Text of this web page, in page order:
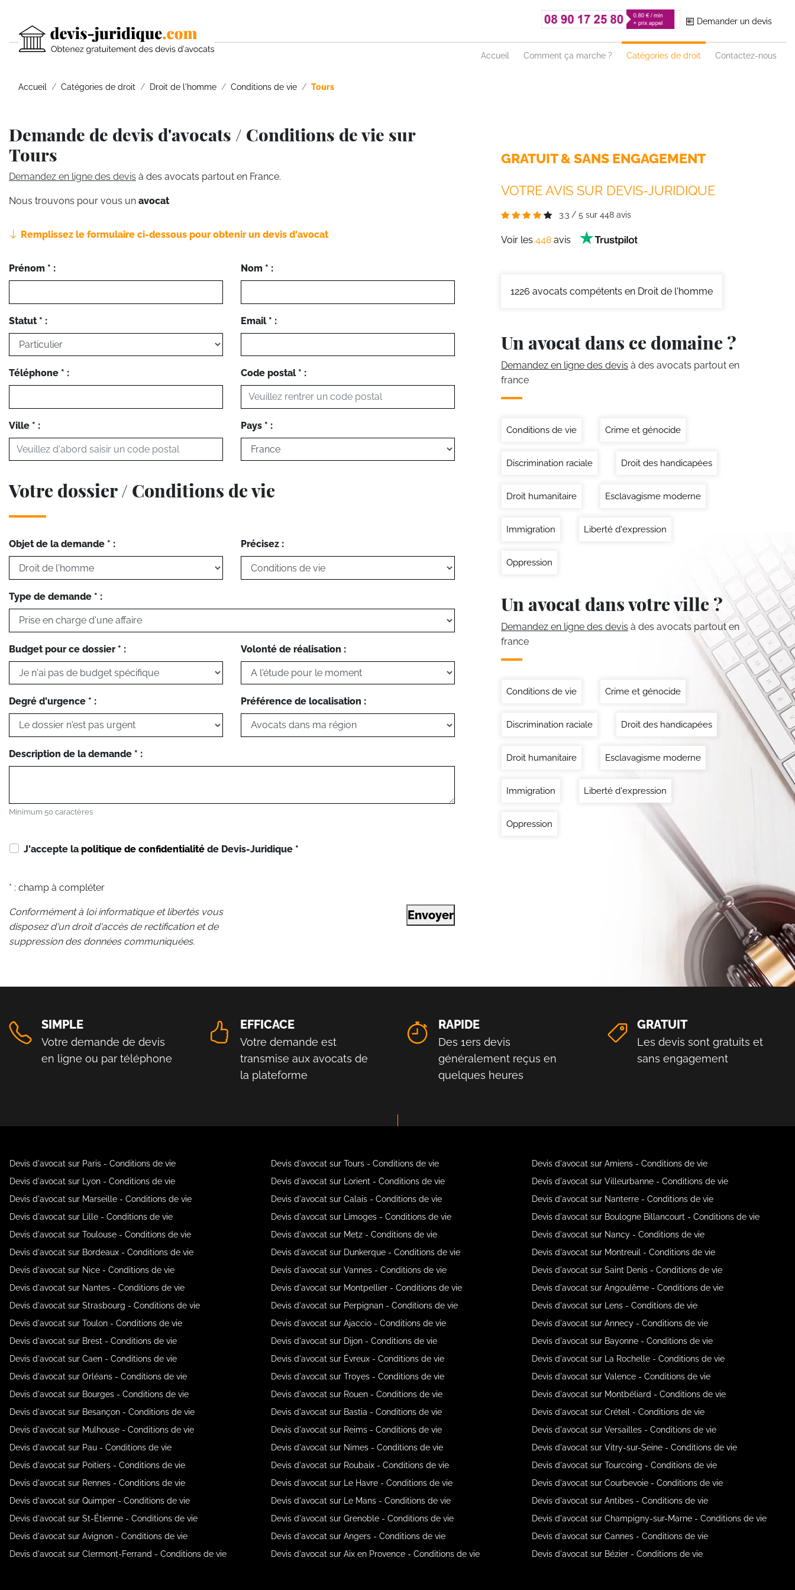
Demander un devis
Accueil Comment ça marche ? Catégories de droit Contactez-nous
Accueil Catégories de droit Droit de l'homme Conditions de vie Tours
Demande de devis d'avocats / Conditions de vie sur
Tours
Demandez en ligne des devis à des avocats partout en France.
Nous trouvons pour vous un avocat
Remplissez le formulaire ci-dessous pour obtenir un devis d'avocat
Prénom * : Nom * :
Statut * : Email * :
Téléphone * : Code postal * :
Ville * : Pays * :
Votre dossier / Conditions de vie
Objet de la demande * : Précisez :
Type de demande * :
Budget pour ce dossier * : Volonté de réalisation :
Degré d'urgence * : Préférence de localisation :
Description de la demande * :
Minimum 50 caractères
J'accepte la politique de confidentialité de Devis-Juridique *
* : champ à compléter
Conformément à loi informatique et libertés vous
disposez d'un droit d'accès de rectification et de
suppression des données communiquées.
Envoyer
GRATUIT & SANS ENGAGEMENT
VOTRE AVIS SUR DEVIS-JURIDIQUE
3.3 / 5 sur 448 avis
Voir les 448 avis
1226 avocats compétents en Droit de l'homme
Un avocat dans ce domaine ?
Demandez en ligne des devis à des avocats partout en
france
Conditions de vie Crime et génocide
Discrimination raciale Droit des handicapées
Droit humanitaire Esclavagisme moderne
Immigration Liberté d'expression
Oppression
Un avocat dans votre ville ?
Demandez en ligne des devis à des avocats partout en
france
Conditions de vie Crime et génocide
Discrimination raciale Droit des handicapées
Droit humanitaire Esclavagisme moderne
Immigration Liberté d'expression
Oppression
SIMPLE
Votre demande de devis
en ligne ou par téléphone
EFFICACE
Votre demande est
transmise aux avocats de
la plateforme
RAPIDE
Des 1ers devis
généralement reçus en
quelques heures
GRATUIT
Les devis sont gratuits et
sans engagement
Devis d'avocat sur Paris - Conditions de vie
Devis d'avocat sur Lyon - Conditions de vie
Devis d'avocat sur Marseille - Conditions de vie
Devis d'avocat sur Lille - Conditions de vie
Devis d'avocat sur Toulouse - Conditions de vie
Devis d'avocat sur Bordeaux - Conditions de vie
Devis d'avocat sur Nice - Conditions de vie
Devis d'avocat sur Nantes - Conditions de vie
Devis d'avocat sur Strasbourg - Conditions de vie
Devis d'avocat sur Toulon - Conditions de vie
Devis d'avocat sur Brest - Conditions de vie
Devis d'avocat sur Caen - Conditions de vie
Devis d'avocat sur Orléans - Conditions de vie
Devis d'avocat sur Bourges - Conditions de vie
Devis d'avocat sur Besançon - Conditions de vie
Devis d'avocat sur Mulhouse - Conditions de vie
Devis d'avocat sur Pau - Conditions de vie
Devis d'avocat sur Poitiers - Conditions de vie
Devis d'avocat sur Rennes - Conditions de vie
Devis d'avocat sur Quimper - Conditions de vie
Devis d'avocat sur St-Étienne - Conditions de vie
Devis d'avocat sur Avignon - Conditions de vie
Devis d'avocat sur Clermont-Ferrand - Conditions de vie
Devis d'avocat sur Tours - Conditions de vie
Devis d'avocat sur Lorient - Conditions de vie
Devis d'avocat sur Calais - Conditions de vie
Devis d'avocat sur Limoges - Conditions de vie
Devis d'avocat sur Metz - Conditions de vie
Devis d'avocat sur Dunkerque - Conditions de vie
Devis d'avocat sur Vannes - Conditions de vie
Devis d'avocat sur Montpellier - Conditions de vie
Devis d'avocat sur Perpignan - Conditions de vie
Devis d'avocat sur Ajaccio - Conditions de vie
Devis d'avocat sur Dijon - Conditions de vie
Devis d'avocat sur Évreux - Conditions de vie
Devis d'avocat sur Troyes - Conditions de vie
Devis d'avocat sur Rouen - Conditions de vie
Devis d'avocat sur Bastia - Conditions de vie
Devis d'avocat sur Reims - Conditions de vie
Devis d'avocat sur Nimes - Conditions de vie
Devis d'avocat sur Roubaix - Conditions de vie
Devis d'avocat sur Le Havre - Conditions de vie
Devis d'avocat sur Le Mans - Conditions de vie
Devis d'avocat sur Grenoble - Conditions de vie
Devis d'avocat sur Angers - Conditions de vie
Devis d'avocat sur Aix en Provence - Conditions de vie
Devis d'avocat sur Amiens - Conditions de vie
Devis d'avocat sur Villeurbanne - Conditions de vie
Devis d'avocat sur Nanterre - Conditions de vie
Devis d'avocat sur Boulogne Billancourt - Conditions de vie
Devis d'avocat sur Nancy - Conditions de vie
Devis d'avocat sur Montreuil - Conditions de vie
Devis d'avocat sur Saint Denis - Conditions de vie
Devis d'avocat sur Angoulême - Conditions de vie
Devis d'avocat sur Lens - Conditions de vie
Devis d'avocat sur Annecy - Conditions de vie
Devis d'avocat sur Bayonne - Conditions de vie
Devis d'avocat sur La Rochelle - Conditions de vie
Devis d'avocat sur Valence - Conditions de vie
Devis d'avocat sur Montbéliard - Conditions de vie
Devis d'avocat sur Créteil - Conditions de vie
Devis d'avocat sur Versailles - Conditions de vie
Devis d'avocat sur Vitry-sur-Seine - Conditions de vie
Devis d'avocat sur Tourcoing - Conditions de vie
Devis d'avocat sur Courbevoie - Conditions de vie
Devis d'avocat sur Antibes - Conditions de vie
Devis d'avocat sur Champigny-sur-Marne - Conditions de vie
Devis d'avocat sur Cannes - Conditions de vie
Devis d'avocat sur Bézier - Conditions de vie